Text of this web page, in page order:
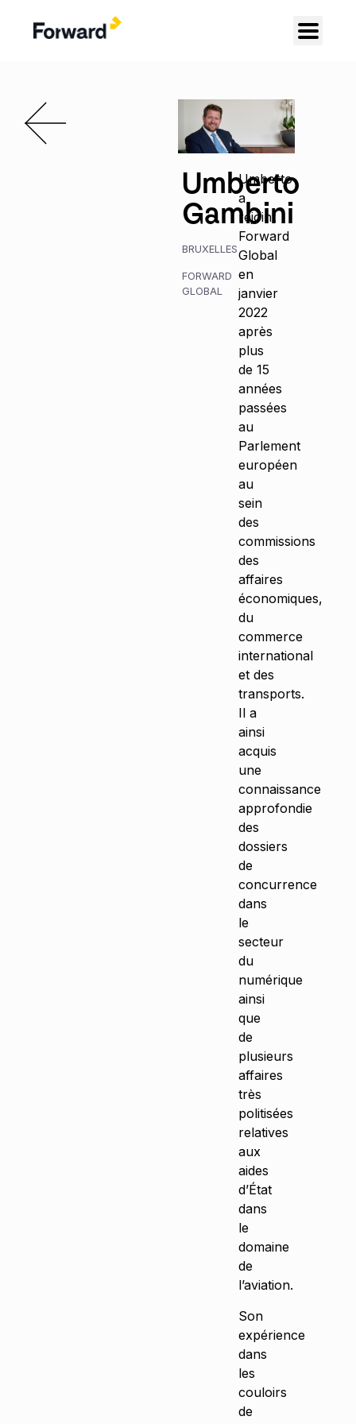
Umberto
Gambini
BRUXELLES
FORWARD
GLOBAL
Umberto
a
rejoint
Forward
Global
en
janvier
2022
après
plus
de 15
années
passées
au
Parlement
européen
au
sein
des
commissions
des
affaires
économiques,
du
commerce
international
et des
transports.
Il a
ainsi
acquis
une
connaissance
approfondie
des
dossiers
de
concurrence
dans
le
secteur
du
numérique
ainsi
que
de
plusieurs
affaires
très
politisées
relatives
aux
aides
d’État
dans
le
domaine
de
l’aviation.
Son
expérience
dans
les
couloirs
de